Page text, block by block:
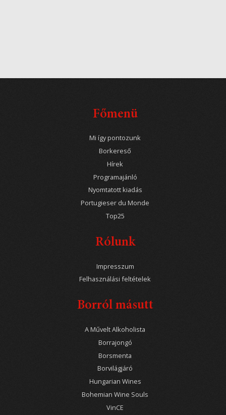
Főmenü
Mi így pontozunk
Borkereső
Hírek
Programajánló
Nyomtatott kiadás
Portugieser du Monde
Top25
Rólunk
Impresszum
Felhasználási feltételek
Borról másutt
A Művelt Alkoholista
Borrajongó
Borsmenta
Borvilágjáró
Hungarian Wines
Bohemian Wine Souls
VinCE